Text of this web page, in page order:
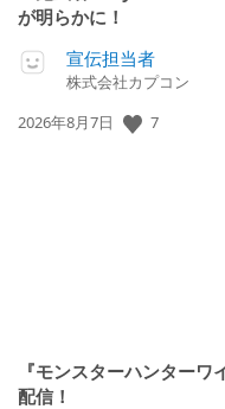
が明らかに！
宣伝担当者
株式会社カプコン
公
2026年8月7日 7
『モンスターハンターワ
配信！